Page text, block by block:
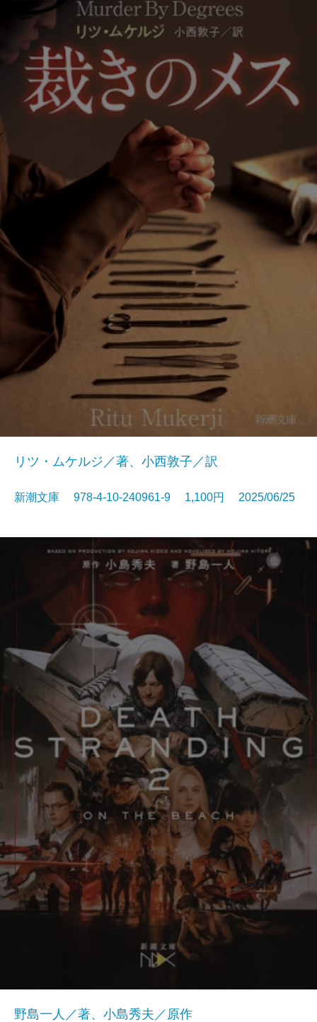
リツ・ムケルジ／著、小西敦子／訳
新潮文庫 978-4-10-240961-9 1,100円 2025/06/25
野島一人／著、小島秀夫／原作